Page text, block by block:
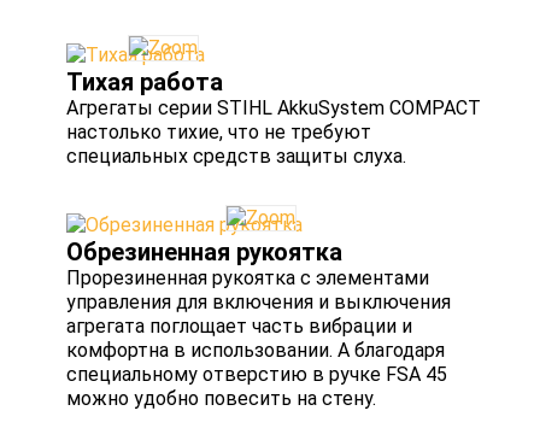
Тихая работа
Агрегаты серии STIHL AkkuSystem COMPACT
настолько тихие, что не требуют
специальных средств защиты слуха.
Обрезиненная рукоятка
Прорезиненная рукоятка с элементами
управления для включения и выключения
агрегата поглощает часть вибрации и
комфортна в использовании. А благодаря
специальному отверстию в ручке FSA 45
можно удобно повесить на стену.